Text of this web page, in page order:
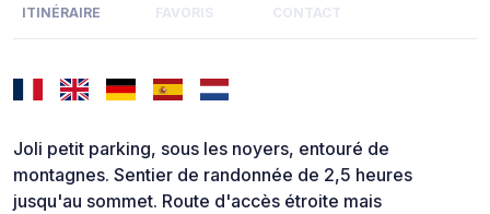
ITINÉRAIRE FAVORIS CONTACT
Joli petit parking, sous les noyers, entouré de
montagnes. Sentier de randonnée de 2,5 heures
jusqu'au sommet. Route d'accès étroite mais